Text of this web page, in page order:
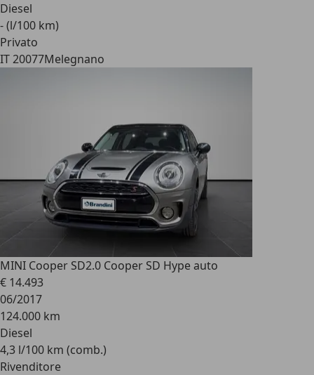
Diesel
- (l/100 km)
Privato
IT 20077Melegnano
MINI Cooper SD2.0 Cooper SD Hype auto
€ 14.493
06/2017
124.000 km
Diesel
4,3 l/100 km (comb.)
Rivenditore